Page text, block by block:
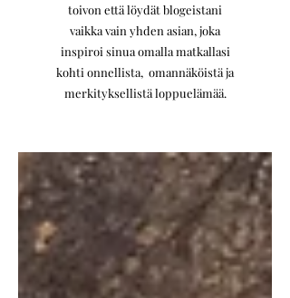
toivon että löydät blogeistani
vaikka vain yhden asian, joka
inspiroi sinua omalla matkallasi
kohti onnellista, omannäköistä ja
merkityksellistä loppuelämää.